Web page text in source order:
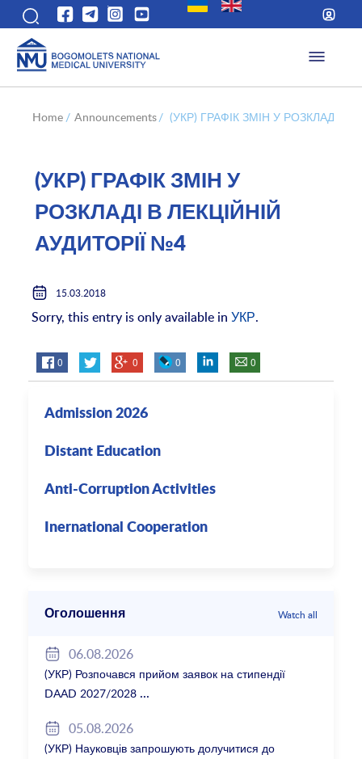
Home / Announcements/ (УКР) ГРАФІК ЗМІН У РОЗКЛАДІ В
(УКР) ГРАФІК ЗМІН У
РОЗКЛАДІ В ЛЕКЦІЙНІЙ
АУДИТОРІЇ №4
15.03.2018
Sorry, this entry is only available inУКР.
0 0 0 0
Admission 2026
Distant Education
Anti-Corruption Activities
Inernational Cooperation
Оголошення Watch all
06.08.2026
(УКР) Розпочався прийом заявок на стипендії
DAAD 2027/2028
05.08.2026
(УКР) Науковців запрошують долучитися до